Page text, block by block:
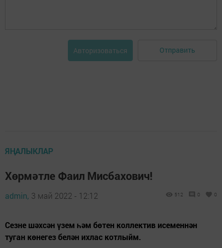
Авторизоваться Отправить
ЯҢАЛЫКЛАР
Хөрмәтле Фаил Мисбахович!
admin, 3 май 2022 - 12:12 512 0 0
Сезне шәхсән үзем һәм бөтен коллектив исеменнән
туган көнегез белән ихлас котлыйм.